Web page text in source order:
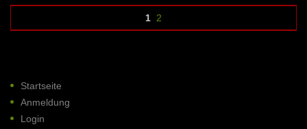
1 2
Startseite
Anmeldung
Login